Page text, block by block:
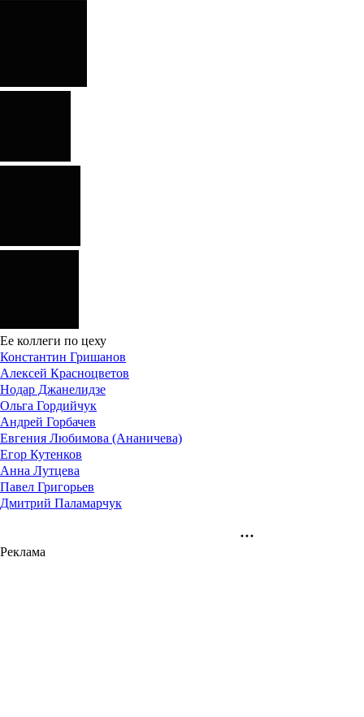
Ее коллеги по цеху
Константин Гришанов
Алексей Красноцветов
Нодар Джанелидзе
Ольга Гордийчук
Андрей Горбачев
Евгения Любимова (Ананичева)
Егор Кутенков
Анна Лутцева
Павел Григорьев
Дмитрий Паламарчук
Реклама